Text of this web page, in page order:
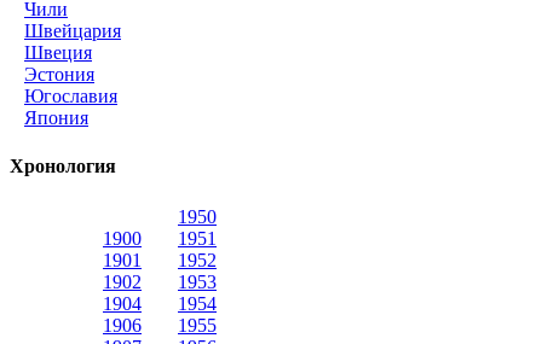
Чили
Швейцария
Швеция
Эстония
Югославия
Япония
Хронология
1900
1901
1902
1904
1906
1950
1951
1952
1953
1954
1955